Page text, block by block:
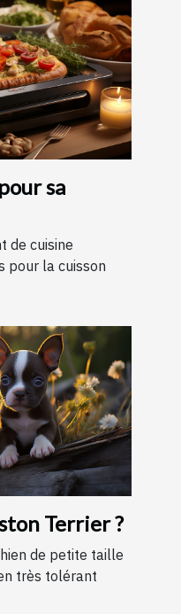
sa
de cuisine
pour la cuisson
Terrier ?
de petite taille
très tolérant